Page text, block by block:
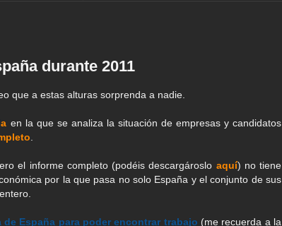
durante 2011
que a estas alturas sorprenda a nadie.
en la que se analiza la situación de empresas y candidatos
el informe completo (podéis descargároslo aquí) no tiene
por la que pasa no solo España y el conjunto de sus
de España para poder encontrar trabajo (me recuerda a la